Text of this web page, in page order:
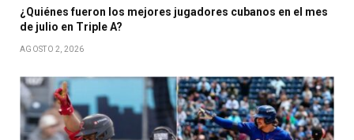
¿Quiénes fueron los mejores jugadores cubanos en el mes
de julio en Triple A?
AGOSTO 2, 2026